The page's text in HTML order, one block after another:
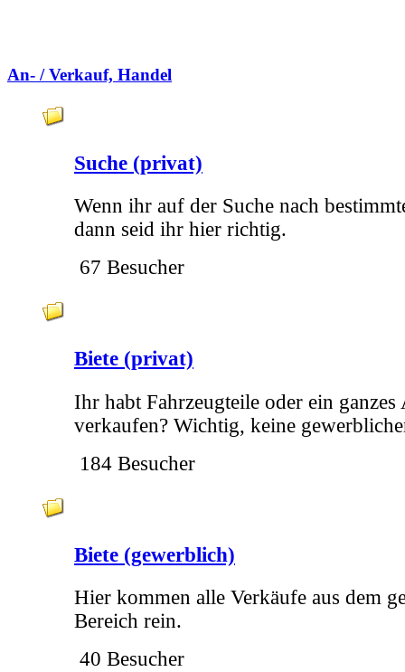
An- / Verkauf, Handel
Suche (privat)
Wenn ihr auf der Suche nach
dann seid ihr hier richtig.
67 Besucher
Biete (privat)
Ihr habt Fahrzeugteile oder ein ganzes
verkaufen? Wichtig, keine
184 Besucher
Biete (gewerblich)
Hier kommen alle Verkäufe aus dem
Bereich rein.
40 Besucher